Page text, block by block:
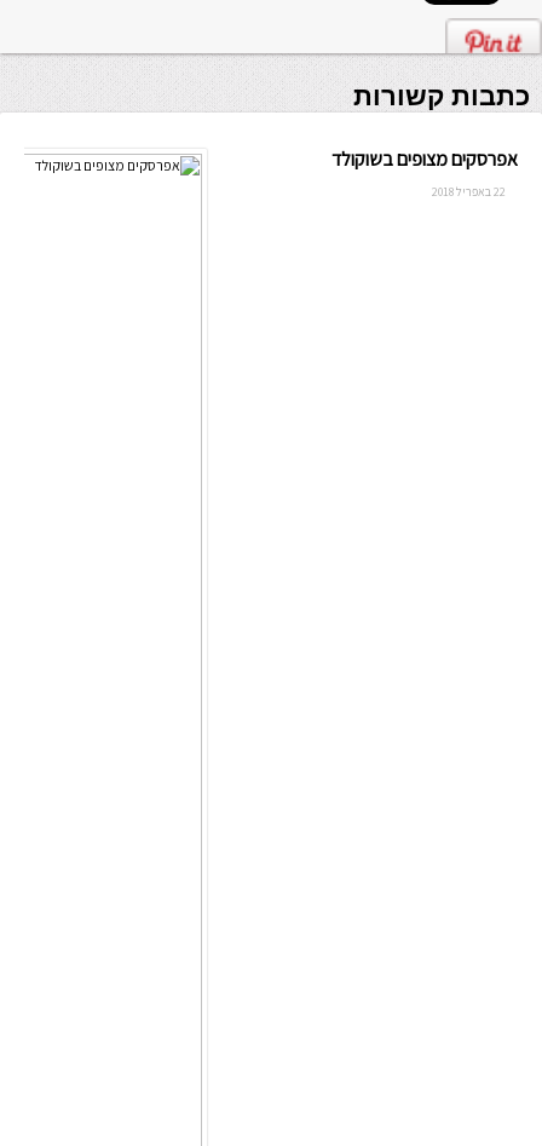
כתבות קשורות
אפרסקים מצופים בשוקולד
22 באפריל 2018